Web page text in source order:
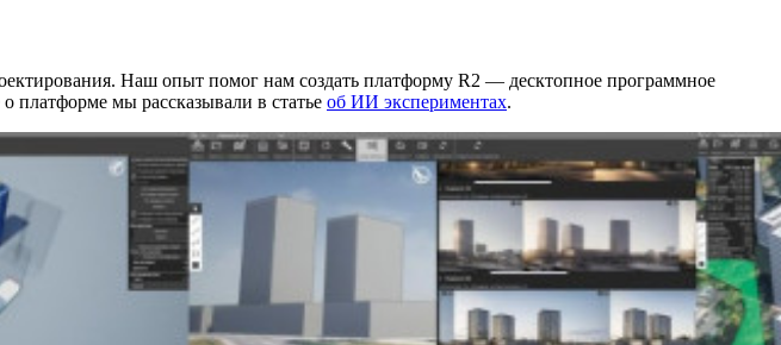
Наш опыт помог нам создать платформу R2 — десктопное программное
платформе мы рассказывали в статье об ИИ экспериментах.